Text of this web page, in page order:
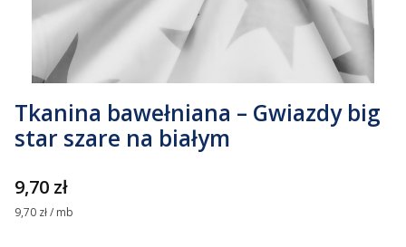
Tkanina bawełniana – Gwiazdy big
star szare na białym
Cena
9,70 zł
9,70 zł / mb